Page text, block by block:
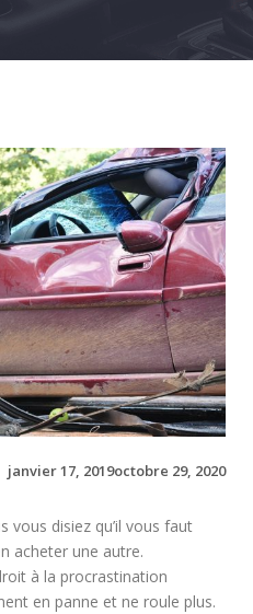
janvier 17, 2019octobre 29, 2020
vous disiez qu’il vous faut
acheter une autre.
à la procrastination
en panne et ne roule plus.